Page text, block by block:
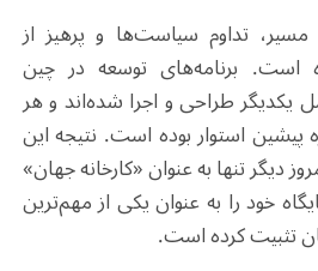
مسیر، تداوم سیاست‌ها و پرهیز از
برنامه‌های توسعه در چین
یکدیگر طراحی و اجرا شده‌اند و هر
پیشین استوار بوده است. نتیجه این
دیگر تنها به عنوان «کارخانه جهان»
خود را به عنوان یکی از مهم‌ترین
تثبیت کرده است.